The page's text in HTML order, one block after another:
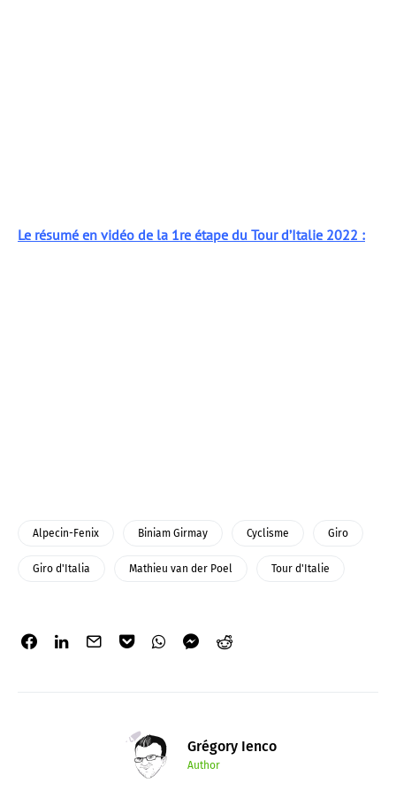
Le résumé en vidéo de la 1re étape du Tour d’Italie 2022 :
Alpecin-Fenix Biniam Girmay Cyclisme Giro
Giro d'Italia Mathieu van der Poel Tour d'Italie
Grégory Ienco
Author